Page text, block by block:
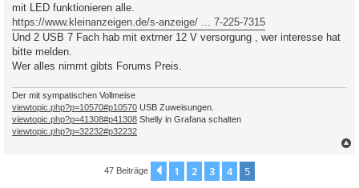
g
mit LED funktionieren alle.
https://www.kleinanzeigen.de/s-anzeige/ ... 7-225-7315
Und 2 USB 7 Fach hab mit extrner 12 V versorgung , wer interesse hat
bitte melden.
Wer alles nimmt gibts Forums Preis.
Der mit sympatischen Vollmeise
viewtopic.php?p=10570#p10570 USB Zuweisungen.
viewtopic.php?p=41308#p41308 Shelly in Grafana schalten
viewtopic.php?p=32232#p32232
47 Beiträge Vorherige
1 2 3 4 5